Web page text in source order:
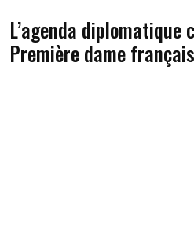
L’agenda diplomatique
Première dame